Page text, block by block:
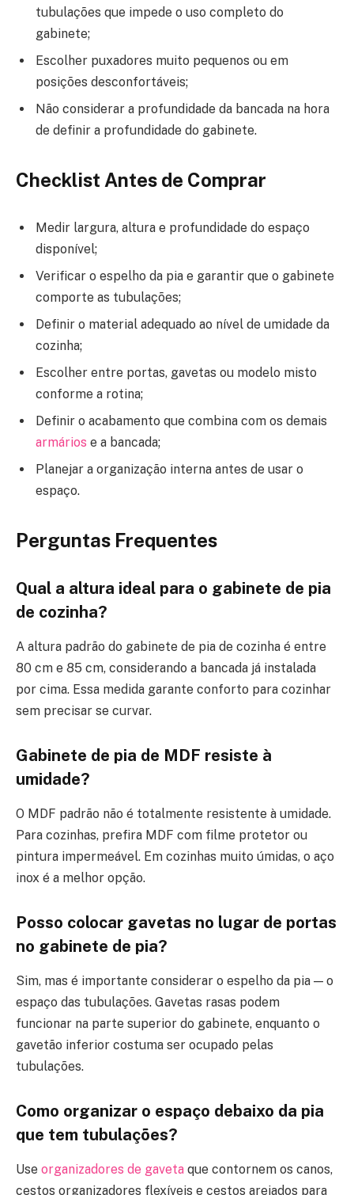
tubulações que impede o uso completo do
gabinete;
Escolher puxadores muito pequenos ou em
posições desconfortáveis;
Não considerar a profundidade da bancada na hora
de definir a profundidade do gabinete.
Checklist Antes de Comprar
Medir largura, altura e profundidade do espaço
disponível;
Verificar o espelho da pia e garantir que o gabinete
comporte as tubulações;
Definir o material adequado ao nível de umidade da
cozinha;
Escolher entre portas, gavetas ou modelo misto
conforme a rotina;
Definir o acabamento que combina com os demais
armários e a bancada;
Planejar a organização interna antes de usar o
espaço.
Perguntas Frequentes
Qual a altura ideal para o gabinete de pia
de cozinha?
A altura padrão do gabinete de pia de cozinha é entre
80 cm e 85 cm, considerando a bancada já instalada
por cima. Essa medida garante conforto para cozinhar
sem precisar se curvar.
Gabinete de pia de MDF resiste à
umidade?
O MDF padrão não é totalmente resistente à umidade.
Para cozinhas, prefira MDF com filme protetor ou
pintura impermeável. Em cozinhas muito úmidas, o aço
inox é a melhor opção.
Posso colocar gavetas no lugar de portas
no gabinete de pia?
Sim, mas é importante considerar o espelho da pia — o
espaço das tubulações. Gavetas rasas podem
funcionar na parte superior do gabinete, enquanto o
gavetão inferior costuma ser ocupado pelas
tubulações.
Como organizar o espaço debaixo da pia
que tem tubulações?
Use organizadores de gaveta que contornem os canos,
cestos organizadores flexíveis e cestos arejados para